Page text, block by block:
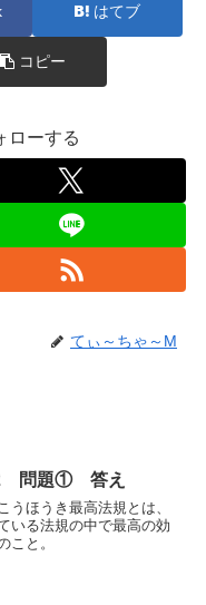
はてブ
コピー
ローする
てぃ～ちゃ～M
問題① 答え
うほうき最高法規とは、
いる法規の中で最高の効
こと。